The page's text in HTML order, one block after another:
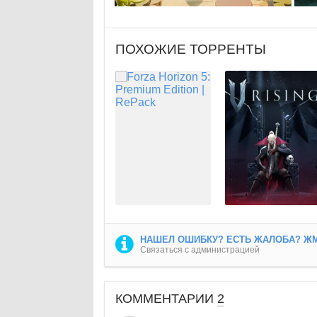
ПОХОЖИЕ ТОРРЕНТЫ
НАШЕЛ ОШИБКУ? ЕСТЬ ЖАЛОБА?
Связаться с администрацией
КОММЕНТАРИИ 2